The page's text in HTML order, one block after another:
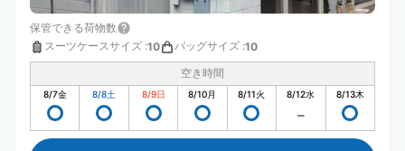
保管できる荷物数
スーツケースサイズ :10 バッグサイズ :10
空き時間
8/7金 8/8土 8/9日 8/10月 8/11火 8/12水 8/13木